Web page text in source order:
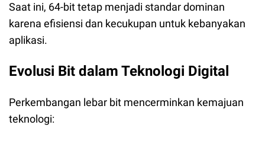
Saat ini, 64-bit tetap menjadi standar dominan
karena efisiensi dan kecukupan untuk kebanyakan
aplikasi.
Evolusi Bit dalam Teknologi Digital
Perkembangan lebar bit mencerminkan kemajuan
teknologi: